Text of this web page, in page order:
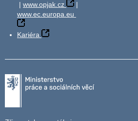
| www.opjak.cz
|
www.ec.europa.eu
Kariéra